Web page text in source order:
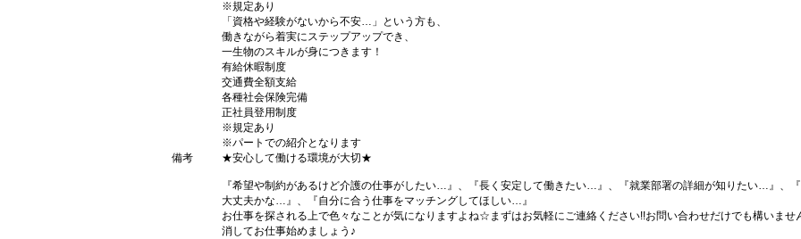
※規定あり
「資格や経験がないから不安…」という方も、
働きながら着実にステップアップでき、
一生物のスキルが身につきます！
有給休暇制度
交通費全額支給
各種社会保険完備
正社員登用制度
※規定あり
※パートでの紹介となります
備考
★安心して働ける環境が大切★
『希望や制約があるけど介護の仕事がしたい…』、『長く安定して働きたい…』、『就業部署の詳細が知りたい…』、
大丈夫かな…』、『自分に合う仕事をマッチングしてほしい…』
お仕事を探される上で色々なことが気になりますよね☆まずはお気軽にご連絡ください!!お問い合わせだけでも構いませ
消してお仕事始めましょう♪